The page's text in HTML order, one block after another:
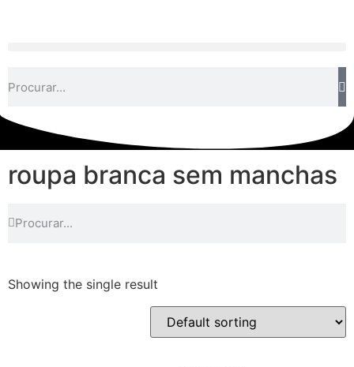
roupa branca sem manchas
Showing the single result